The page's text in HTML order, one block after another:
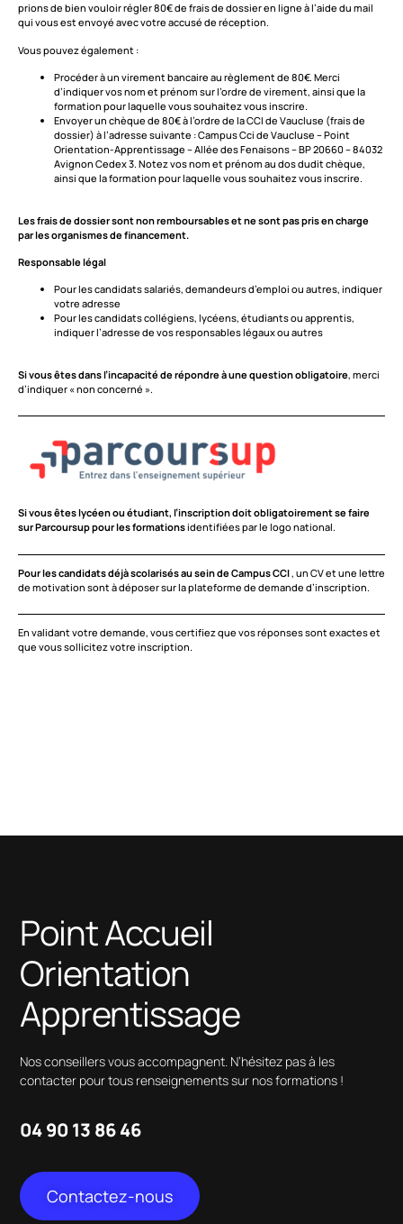
prions de bien vouloir régler 80€ de frais de dossier en ligne à l’aide du mail
qui vous est envoyé avec votre accusé de réception.
Vous pouvez également :
Procéder à un virement bancaire au règlement de 80€. Merci
d’indiquer vos nom et prénom sur l’ordre de virement, ainsi que la
formation pour laquelle vous souhaitez vous inscrire.
Envoyer un chèque de 80€ à l’ordre de la CCI de Vaucluse (frais de
dossier) à l’adresse suivante : Campus Cci de Vaucluse – Point
Orientation-Apprentissage – Allée des Fenaisons – BP 20660 – 84032
Avignon Cedex 3. Notez vos nom et prénom au dos dudit chèque,
ainsi que la formation pour laquelle vous souhaitez vous inscrire.
Les frais de dossier sont non remboursables et ne sont pas pris en charge
par les organismes de financement.
Responsable légal
Pour les candidats salariés, demandeurs d’emploi ou autres, indiquer
votre adresse
Pour les candidats collégiens, lycéens, étudiants ou apprentis,
indiquer l’adresse de vos responsables légaux ou autres
Si vous êtes dans l’incapacité de répondre à une question obligatoire, merci
d’indiquer « non concerné ».
Si vous êtes lycéen ouétudiant, l’inscription doit obligatoirement se faire
sur Parcoursup pour les formationsidentifiées par le logo national.
Pour les candidats déjà scolarisés au sein de Campus CCI , un CV et une lettre
de motivation sont à déposer sur la plateforme de demande d’inscription.
En validant votre demande, vous certifiez que vos réponses sont exactes et
que vous sollicitez votre inscription.
Point Accueil
Orientation
Apprentissage
Nos conseillers vous accompagnent. N’hésitez pas à les
contacter pour tous renseignements sur nos formations !
04 90 13 86 46
Contactez-nous